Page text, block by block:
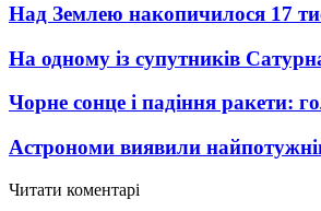
Над Землею накопичилося 17
На одному із супутників
Чорне сонце і падіння ракети:
Астрономи виявили
Читати коментарі